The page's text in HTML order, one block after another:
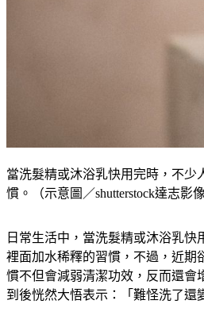
當洗髮精或沐浴乳快用完時，不少
慣。（示意圖／shutterstock達志影像
日常生活中，當洗髮精或沐浴乳快
裡面加水稀釋的習慣，不過，近期
慣不但會減弱清潔功效，反而還會
到後恍然大悟表示：「難怪洗了還